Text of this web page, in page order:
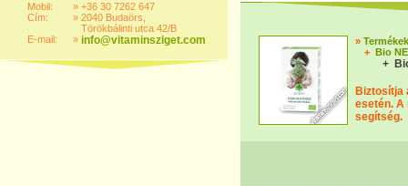
Mobil:
Cím:
E-mail:
»
»
»
+36 30 7262 647
2040 Budaörs,
Törökbálinti utca 42/B
info@vitaminsziget.com » Termékek
+ Bio
+
Biztosítja
esetén. A
segítség.